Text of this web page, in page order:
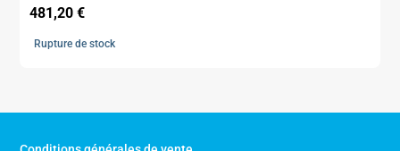
481,20€
Rupture de stock